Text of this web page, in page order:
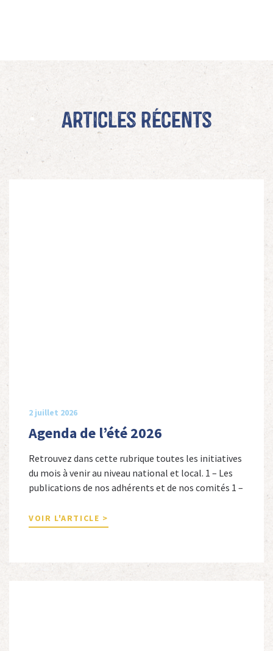
Articles récents
2 juillet 2026
Agenda de l’été 2026
Retrouvez dans cette rubrique toutes les initiatives
du mois à venir au niveau national et local. 1 – Les
publications de nos adhérents et de nos comités 1 –
Cordeboeuf, Christophe Touron et Agnès Dioné,
Nouvelles Sources Éditions, 2026. Ils venaient
autres […]
VOIR L'ARTICLE >